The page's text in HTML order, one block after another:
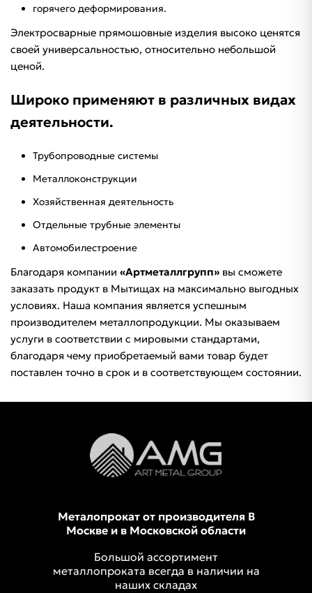
горячего деформирования.
Электросварные прямошовные изделия высоко ценятся
своей универсальностью, относительно небольшой
ценой.
Широко применяют в различных видах
деятельности.
Трубопроводные системы
Металлоконструкции
Хозяйственная деятельность
Отдельные трубные элементы
Автомобилестроение
Благодаря компании «Артметаллгрупп» вы сможете
заказать продукт в Мытищах на максимально выгодных
условиях. Наша компания является успешным
производителем металлопродукции. Мы оказываем
услуги в соответствии с мировыми стандартами,
благодаря чему приобретаемый вами товар будет
поставлен точно в срок и в соответствующем состоянии.
Металопрокат от производителя В
Москве и в Московской области
Большой ассортимент
металлопроката всегда в наличии на
наших складах